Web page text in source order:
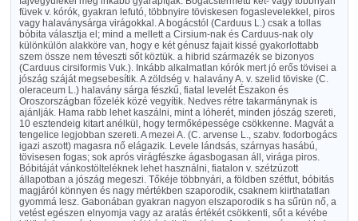
füvek v. kórók, gyakran lefutó, többnyire töviskesen fogaslevelekkel, piros
vagy halaványsárga virágokkal. A bogácstól (Carduus L.) csak a tollas
bóbita választja el; mind a mellett a Cirsium-nak és Carduus-nak oly
különkülön alakköre van, hogy e két génusz fajait kissé gyakorlottabb
szem össze nem téveszti sőt köztük. a hibrid származék se bizonyos
(Carduus cirsiformis Vuk.). Inkább alkalmatlan kórók mert jó erős tövisei a
jószág száját megsebesítik. A zöldség v. halavány A. v. szelid töviske (C.
oleraceum L.) halavány sárga fészkű, fiatal levelét Északon és
Oroszországban főzelék közé vegyítik. Nedves rétre takarmánynak is
ajánlják. Hama rabb lehet kaszálni, mint a lóherét, minden jószág szereti,
10 esztendeig kitart anélkül, hogy termőképessége csökkenne. Magvát a
tengelice legjobban szereti. A mezei A. (C. arvense L., szabv. fodorbogács
igazi aszott) magasra nő elágazik. Levele lándsás, szárnyas hasábú,
tövisesen fogas; sok aprós virágfészke ágasbogasan áll, virága piros.
Bóbitáját vánkostölteléknek lehet használni, fiatalon v. szétzúzott
állapotban a jószág megeszi. Tőkéje többnyári, a földben szétfut, bóbitás
magjáról könnyen és nagy mértékben szaporodik, csaknem kiirthatatlan
gyommá lesz. Gabonában gyakran nagyon elszaporodik s ha sűrün nő, a
vetést egészen elnyomja vagy az aratás értékét csökkenti, sőt a kévébe